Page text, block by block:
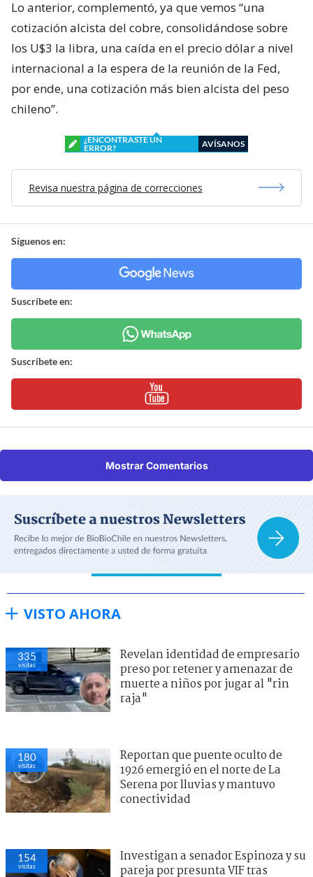
Lo anterior, complementó, ya que vemos “una
cotización alcista del cobre, consolidándose sobre
los U$3 la libra, una caída en el precio dólar a nivel
internacional a la espera de la reunión de la Fed,
por ende, una cotización más bien alcista del peso
chileno”.
¿ENCONTRASTE UN
ERROR?
AVÍSANOS
Revisa nuestra página de correcciones
Síguenos en:
Suscríbete en:
Suscríbete en:
Mostrar Comentarios
VISTO AHORA
335
visitas
Revelan identidad de empresario
preso por retener y amenazar de
muerte a niños por jugar al "rin
raja"
180
visitas
Reportan que puente oculto de
1926 emergió en el norte de La
Serena por lluvias y mantuvo
conectividad
154
visitas
Investigan a senador Espinoza y su
pareja por presunta VIF tras